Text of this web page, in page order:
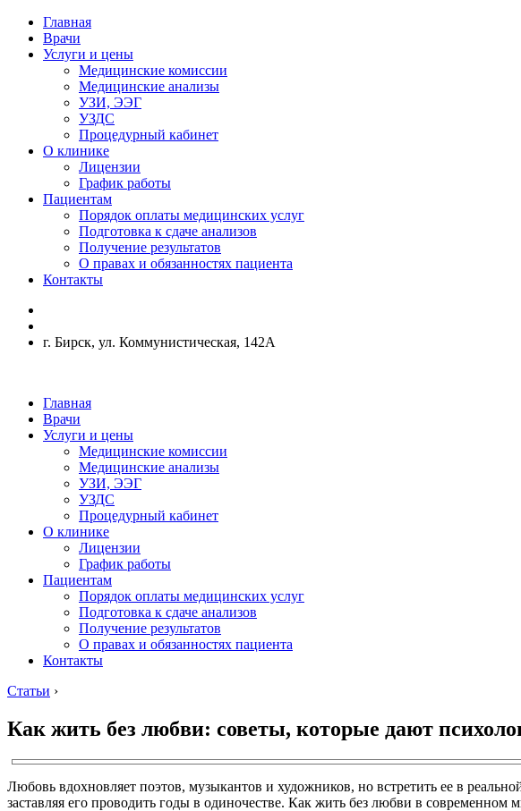
Главная
Врачи
Услуги и цены
Медицинские комиссии
Медицинские анализы
УЗИ, ЭЭГ
УЗДС
Процедурный кабинет
О клинике
Лицензии
График работы
Пациентам
Порядок оплаты медицинских услуг
Подготовка к сдаче анализов
Получение результатов
О правах и обязанностях пациента
Контакты
г. Бирск, ул. Коммунистическая, 142А
Главная
Врачи
Услуги и цены
Медицинские комиссии
Медицинские анализы
УЗИ, ЭЭГ
УЗДС
Процедурный кабинет
О клинике
Лицензии
График работы
Пациентам
Порядок оплаты медицинских услуг
Подготовка к сдаче анализов
Получение результатов
О правах и обязанностях пациента
Контакты
Статьи ›
Как жить без любви: советы, которые дают
Любовь вдохновляет поэтов, музыкантов и художников, но встретить ее в
заставляя его проводить годы в одиночестве. Как жить без любви в современном